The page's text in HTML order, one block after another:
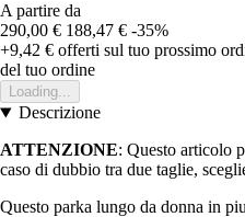
A partire da
290,00 € 188,47 € -35%
+9,42 € offerti sul tuo prossimo
del tuo ordine
Loading...
Descrizione
ATTENZIONE: Questo articolo
caso di dubbio tra due taglie,
Questo parka lungo da donna in